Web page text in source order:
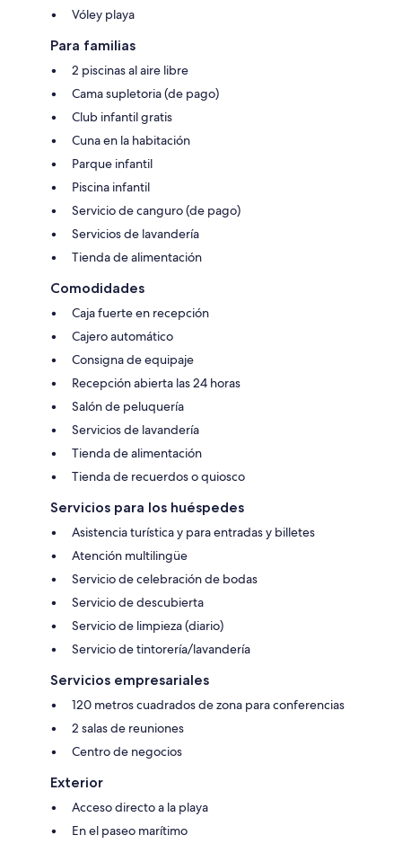
Vóley playa
Para familias
2 piscinas al aire libre
Cama supletoria (de pago)
Club infantil gratis
Cuna en la habitación
Parque infantil
Piscina infantil
Servicio de canguro (de pago)
Servicios de lavandería
Tienda de alimentación
Comodidades
Caja fuerte en recepción
Cajero automático
Consigna de equipaje
Recepción abierta las 24 horas
Salón de peluquería
Servicios de lavandería
Tienda de alimentación
Tienda de recuerdos o quiosco
Servicios para los huéspedes
Asistencia turística y para entradas y billetes
Atención multilingüe
Servicio de celebración de bodas
Servicio de descubierta
Servicio de limpieza (diario)
Servicio de tintorería/lavandería
Servicios empresariales
120 metros cuadrados de zona para conferencias
2 salas de reuniones
Centro de negocios
Exterior
Acceso directo a la playa
En el paseo marítimo